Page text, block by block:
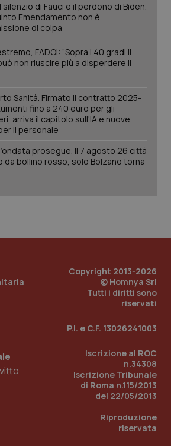
silenzio di Fauci e il perdono di Biden.
Emendamento non è
di colpa
FADOI: “Sopra i 40 gradi il
non riuscire più a disperdere il
Sanità. Firmato il contratto 2025-
fino a 240 euro per gli
arriva il capitolo sull'IA e nuove
il personale
prosegue. Il 7 agosto 26 città
da bollino rosso, solo Bolzano torna
Copyright 2013-2026
© Homnya Srl
Tutti i diritti sono
riservati
P.I. e C.F. 13026241003
Iscrizione al ROC
n.34308
Iscrizione Tribunale
di Roma n.115/2013
del 22/05/2013
Riproduzione
riservata
Google LLC
www.quotidianosanita.it